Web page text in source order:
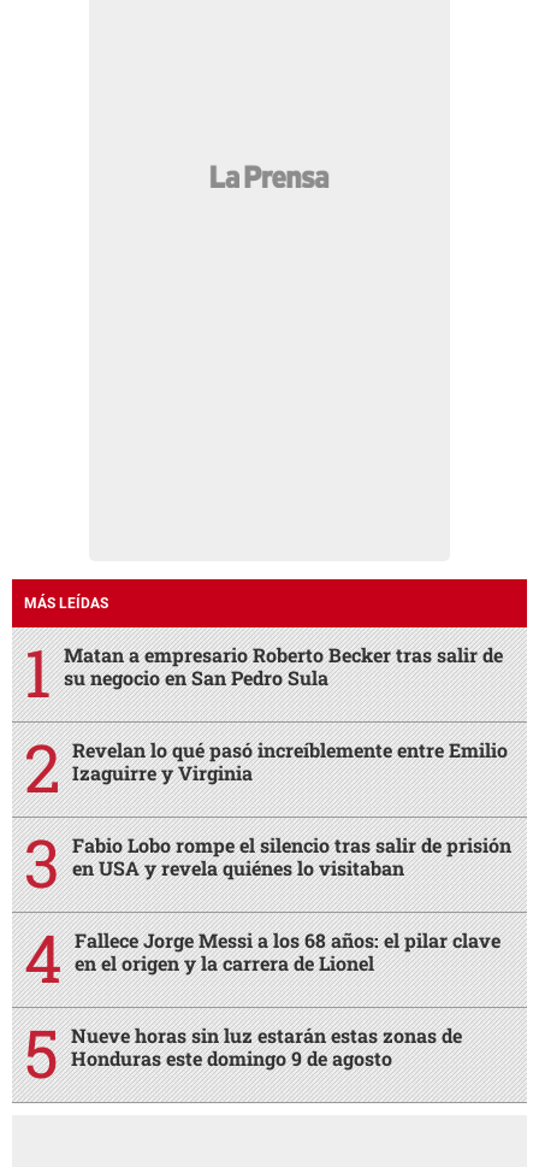
MÁS LEÍDAS
Matan a empresario Roberto Becker tras salir de
su negocio en San Pedro Sula
Revelan lo qué pasó increíblemente entre Emilio
Izaguirre y Virginia
Fabio Lobo rompe el silencio tras salir de prisión
en USA y revela quiénes lo visitaban
Fallece Jorge Messi a los 68 años: el pilar clave
en el origen y la carrera de Lionel
Nueve horas sin luz estarán estas zonas de
Honduras este domingo 9 de agosto